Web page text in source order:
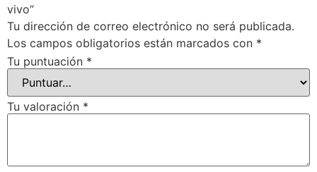
vivo”
Tu dirección de correo electrónico no será publicada.
Los campos obligatorios están marcados con *
Tu puntuación *
Tu valoración *